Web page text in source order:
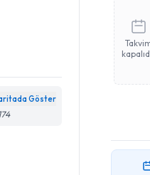
Göster